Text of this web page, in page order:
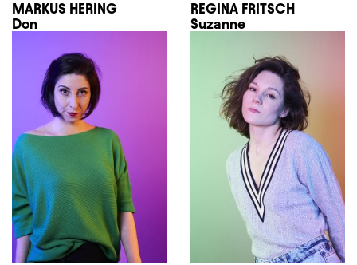
MARKUS HERING
Don
REGINA FRITSCH
Suzanne